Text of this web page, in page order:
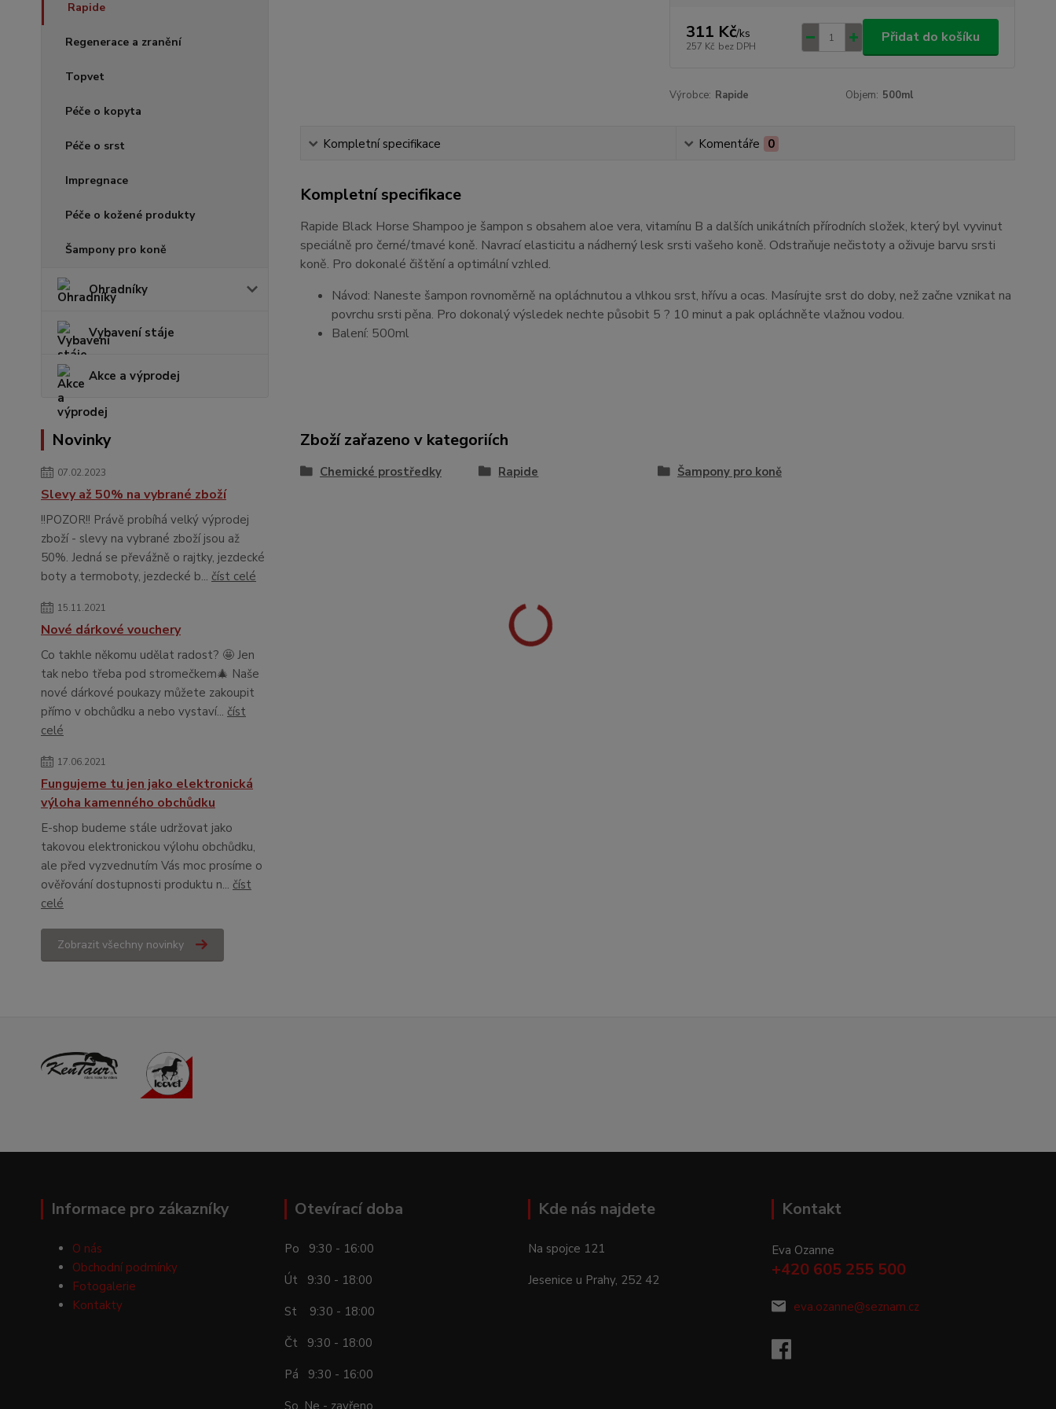
Rapide
Regenerace a zranění
Topvet
Péče o kopyta
Péče o srst
Impregnace
Péče o kožené produkty
Šampony pro koně
Ohradníky
Vybavení stáje
Akce a výprodej
Novinky
07.02.2023
Slevy až 50% na vybrané zboží
!!POZOR!! Právě probíhá velký výprodej
zboží - slevy na vybrané zboží jsou až
50%. Jedná se převážně o rajtky, jezdecké
boty a termoboty, jezdecké b... číst celé
15.11.2021
Nové dárkové vouchery
Co takhle někomu udělat radost? 🤩 Jen
tak nebo třeba pod stromečkem🎄 Naše
nové dárkové poukazy můžete zakoupit
přímo v obchůdku a nebo vystaví... číst
celé
17.06.2021
Fungujeme tu jen jako elektronická
výloha kamenného obchůdku
E-shop budeme stále udržovat jako
takovou elektronickou výlohu obchůdku,
ale před vyzvednutím Vás moc prosíme o
ověřování dostupnosti produktu n... číst
celé
Zobrazit všechny novinky
311 Kč/ks
257 Kč bez DPH
Přidat do košíku
Výrobce: Rapide Objem: 500ml
Kompletní specifikace Komentáře 0
Kompletní specifikace
Rapide Black Horse Shampoo je šampon s obsahem aloe vera, vitamínu B a dalších unikátních přírodních složek, který byl vyvinut
speciálně pro černé/tmavé koně. Navrací elasticitu a nádherný lesk srsti vašeho koně. Odstraňuje nečistoty a oživuje barvu srsti
koně. Pro dokonalé čištění a optimální vzhled.
Návod: Naneste šampon rovnoměrně na opláchnutou a vlhkou srst, hřívu a ocas. Masírujte srst do doby, než začne vznikat na
povrchu srsti pěna. Pro dokonalý výsledek nechte působit 5 ? 10 minut a pak opláchněte vlažnou vodou.
Balení: 500ml
Zboží zařazeno v kategoriích
Chemické prostředky Rapide Šampony pro koně
Informace pro zákazníky
O nás
Obchodní podmínky
Fotogalerie
Kontakty
Otevírací doba
Po 9:30 - 16:00
Út 9:30 - 18:00
St 9:30 - 18:00
Čt 9:30 - 18:00
Pá 9:30 - 16:00
Kde nás najdete
Na spojce 121
Jesenice u Prahy, 252 42
Kontakt
Eva Ozanne
+420 605 255 500
eva.ozanne@seznam.cz